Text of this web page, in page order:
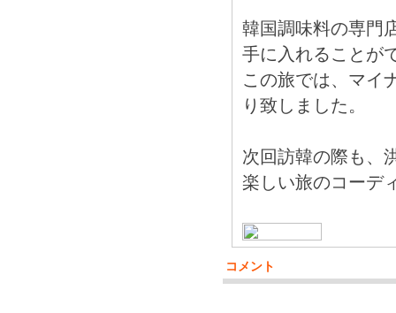
韓国調味料の専門
手に入れることが
この旅では、マイ
り致しました。
次回訪韓の際も、
楽しい旅のコーデ
コメント